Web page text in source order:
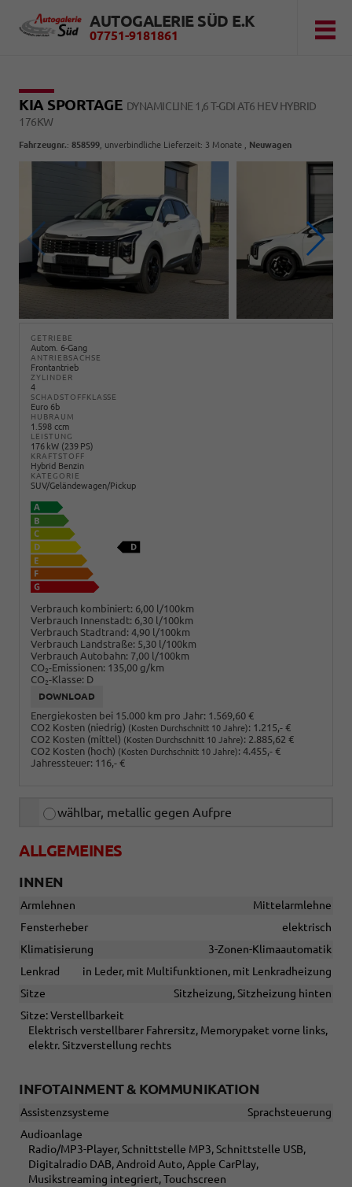
AUTOGALERIE SÜD E.K
07751-9181861
KIA SPORTAGE DYNAMICLINE 1,6 T-GDI AT6 HEV HYBRID
176KW
Fahrzeugnr.: 858599 , unverbindliche Lieferzeit: 3 Monate Neuwagen
GETRIEBE
Autom. 6-Gang
ANTRIEBSACHSE
Frontantrieb
ZYLINDER
4
SCHADSTOFFKLASSE
Euro 6b
HUBRAUM
1.598 ccm
LEISTUNG
176 kW (239 PS)
KRAFTSTOFF
Hybrid Benzin
KATEGORIE
SUV/Geländewagen/Pickup
Verbrauch kombiniert: 6,00 l/100km
Verbrauch Innenstadt: 6,30 l/100km
Verbrauch Stadtrand: 4,90 l/100km
Verbrauch Landstraße: 5,30 l/100km
Verbrauch Autobahn: 7,00 l/100km
CO2-Emissionen: 135,00 g/km
CO2-Klasse: D
DOWNLOAD
Energiekosten bei 15.000 km pro Jahr: 1.569,60 €
CO2 Kosten (niedrig) (Kosten Durchschnitt 10 Jahre): 1.215,- €
CO2 Kosten (mittel) (Kosten Durchschnitt 10 Jahre): 2.885,62 €
CO2 Kosten (hoch) (Kosten Durchschnitt 10 Jahre): 4.455,- €
Jahressteuer: 116,- €
wählbar, metallic gegen Aufpre
ALLGEMEINES
INNEN
Armlehnen
Mittelarmlehne
Fensterheber
elektrisch
Klimatisierung
3-Zonen-Klimaautomatik
Lenkrad
in Leder, mit Multifunktionen, mit Lenkradheizung
Sitze
Sitzheizung, Sitzheizung hinten
Sitze: Verstellbarkeit
Elektrisch verstellbarer Fahrersitz, Memorypaket vorne links,
elektr. Sitzverstellung rechts
INFOTAINMENT & KOMMUNIKATION
Assistenzsysteme
Sprachsteuerung
Audioanlage
Radio/MP3-Player, Schnittstelle MP3, Schnittstelle USB,
Digitalradio DAB, Android Auto, Apple CarPlay,
Musikstreaming integriert, Touchscreen